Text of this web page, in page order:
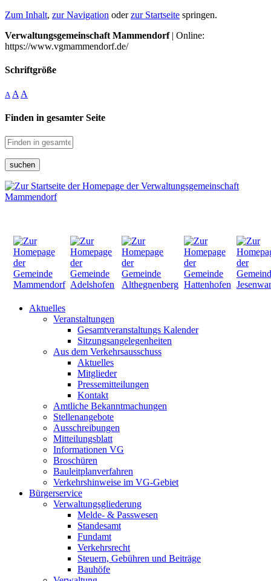
Zum Inhalt, zur Navigation oderzur Startseite springen.
Verwaltungsgemeinschaft Mammendorf| Online:
https://www.vgmammendorf.de/
Schriftgröße
A A A
Finden in gesamter Seite
suchen
Aktuelles
Veranstaltungen
Gesamtveranstaltungs Kalender
Sitzungsangelegenheiten
Aus dem Verkehrsausschuss
Aktuelles
Mitglieder
Pressemitteilungen
Kontakt
Amtliche Bekanntmachungen
Stellenangebote
Ausschreibungen
Mitteilungsblatt
Informationen VG
Broschüren
Bauleitplanverfahren
Verkehrshinweise im VG-Gebiet
Bürgerservice
Verwaltungsgliederung
Melde- & Passwesen
Standesamt
Fundamt
Verkehrsrecht
Steuern, Gebühren und Beiträge
Bauhöfe